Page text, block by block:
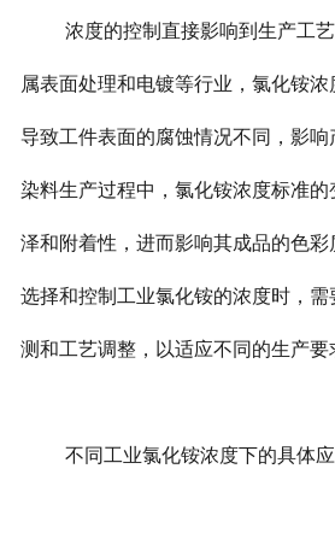
浓度的控制直接影响到生产工
属表面处理和电镀等行业，氯化铵
导致工件表面的腐蚀情况不同，影
染料生产过程中，氯化铵浓度标准
泽和附着性，进而影响其成品的色
选择和控制工业氯化铵的浓度时，
测和工艺调整，以适应不同的生产要
不同工业氯化铵浓度下的具体